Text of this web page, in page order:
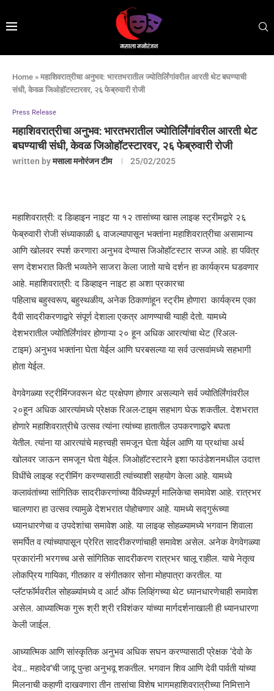
Home » महाशिवरात्रीचा अनुभव: भारतभरातील ज्योतिर्लिंगांवरील आरती थेट बघण्याची
संधी, केवळ जिओहॉटस्टारवर, २६ फेब्रुवारी रोजी
Press Release
महाशिवरात्रीचा अनुभव: भारतभरातील ज्योतिर्लिंगांवरील आरती थेट
बघण्याची संधी, केवळ जिओहॉटस्टारवर, २६ फेब्रुवारी रोजी
written byमसाला मनोरंजन टीम 25/02/2025
महाशिवरात्री: द डिव्हाइन नाइट या १२ तासांच्या खास लाइव्ह स्ट्रीमद्वारे २६
फेब्रुवारी रोजी संध्याकाळी ६ वाजल्यापासून भक्तांना महाशिवरात्रीचा असामान्य
आणि खोलवर स्पर्श करणारा अनुभव देण्यास जिओहॉटस्टार सज्ज आहे. हा पवित्र
सण देशभरात किती भव्यतेने साजरा केला जातो याचे दर्शन हा कार्यक्रम घडवणार
आहे. महाशिवरात्री: द डिव्हाइन नाइट हा अशा प्रकारचा
पहिलाच बहुस्वरूप, बहुस्थळीय, अनेक ठिकाणांहून स्ट्रीम होणारा कार्यक्रम एका
दैवी सादरीकरणाद्वारे संपूर्ण देशाला एकत्र आणण्याची ग्वाही देतो. यामध्ये
देशभरातील ज्योतिर्लिंगांवर होणाऱ्या २० हून अधिक आरत्यांचा थेट (रिअल-
टाइम) अनुभव भक्तांना घेता येईल आणि घरबसल्या या सर्व उत्सवांमध्ये सहभागी
होता येईल.
वेगवेगळ्या स्ट्रीमिंग्जवरून थेट प्रक्षेपण होणार असल्याने सर्व ज्योतिर्लिंगांवरील
२०हून अधिक आरत्यांमध्ये प्रेक्षक रिअल-टाइम सहभाग घेऊ शकतील. देशभरात
होणारे महाशिवरात्रीचे उत्सव त्यांना त्यांच्या हातातील उपकरणाद्वारे बघता
येतील. त्यांना या आरत्यांचे महत्त्वही समजून घेता येईल आणि या प्रथांचा अर्थ
खोलवर जाऊन समजून घेता येईल. जिओहॉटस्टारने इशा फाउंडेशनमधील उदात्त
विधींचे लाइव्ह स्ट्रीमिंग करण्यासाठी त्यांच्याशी सहयोग केला आहे. यामध्ये
कलावंतांच्या सांगितिक सादरीकरणांच्या वैविध्यपूर्ण मालिकेचा समावेश आहे. रात्रभर
चालणारा हा उत्सव त्यामुळे देशभरात पोहोचणार आहे. यामध्ये सद्गुरूंच्या
ध्यानधारणेचा व उपदेशांचा समावेश आहे. या लाइव्ह सोहळ्यामध्ये भगवान शिवाला
समर्पित व त्यांच्यापासून प्रेरित सादरीकरणांचाही समावेश असेल. अनेक वेगवेगळ्या
प्रकारांनी भरगच्च असे सांगितिक सादरीकरण रात्रभर चालू राहील. याचे नेतृत्व
लोकप्रिय गायिका, गीतकार व संगीतकार सोना मोहपात्रा करतील. या
प्लॅटफॉर्मवरील सोहळ्यांमध्ये द आर्ट ऑफ लिव्हिंगच्या थेट ध्यानधारणेचाही समावेश
असेल. आध्यात्मिक गुरू श्री श्री रविशंकर यांच्या मार्गदर्शनाखाली ही ध्यानधारणा
केली जाईल.
आध्यात्मिक आणि सांस्कृतिक अनुभव अधिक सघन करण्यासाठी प्रेक्षक ‘देवो के
देव… महादेव’ची जादू पुन्हा अनुभवू शकतील. भगवान शिव आणि देवी पार्वती यांच्या
मिलनाची कहाणी दाखवणारा तीन तासांचा विशेष भागमहाशिवरात्रीच्या निमित्ताने